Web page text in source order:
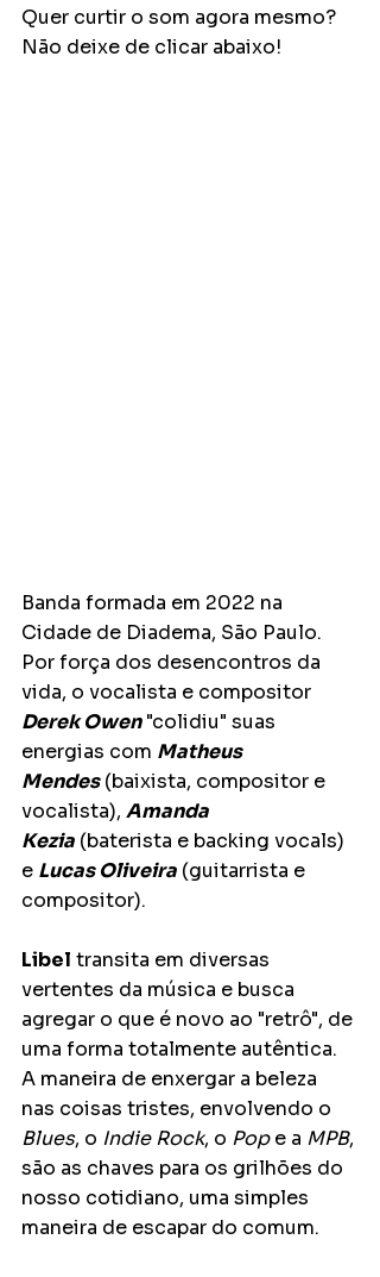
Quer curtir o som agora mesmo?
Não deixe de clicar abaixo!
Banda formada em 2022 na
Cidade de Diadema, São Paulo.
Por força dos desencontros da
vida, o vocalista e compositor
Derek Owen "colidiu" suas
energias com Matheus
Mendes (baixista, compositor e
vocalista), Amanda
Kezia (baterista e backing vocals)
e Lucas Oliveira (guitarrista e
compositor).
Libel transita em diversas
vertentes da música e busca
agregar o que é novo ao "retrô", de
uma forma totalmente autêntica.
A maneira de enxergar a beleza
nas coisas tristes, envolvendo o
Blues, o Indie Rock, o Pop e a MPB,
são as chaves para os grilhões do
nosso cotidiano, uma simples
maneira de escapar do comum.